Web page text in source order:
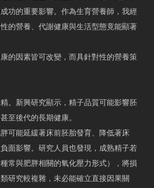
功的重要影響。作為生育營養師，我經
的營養、代謝健康與生活型態竟能顯著
的因素皆可改變，而具針對性的營養策
。新興研究顯示，精子品質可能影響胚
至後代的長期健康。
可能延緩著床前胚胎發育、降低著床
面影響。研究人員也發現，成熟精子若
常與肥胖相關的氧化壓力形式），將損
研究較複雜，未必能確立直接因果關